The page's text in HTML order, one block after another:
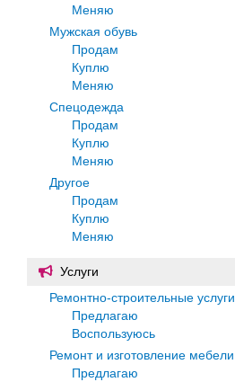
Меняю
Мужская обувь
Продам
Куплю
Меняю
Спецодежда
Продам
Куплю
Меняю
Другое
Продам
Куплю
Меняю
Услуги
Ремонтно-строительные услуги
Предлагаю
Воспользуюсь
Ремонт и изготовление мебели
Предлагаю